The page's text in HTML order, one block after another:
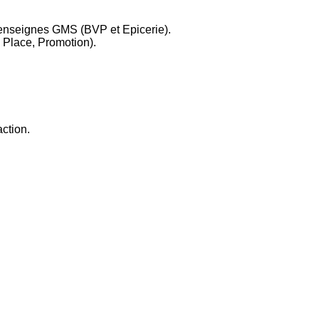
GMS (BVP et Epicerie).
Promotion).